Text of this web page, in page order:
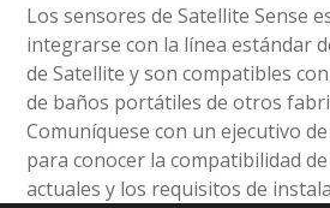
Los sensores de Satellite Sense
integrarse con la línea estándar
de Satellite y son compatibles
de baños portátiles de otros
Comuníquese con un ejecutivo
para conocer la compatibilidad
actuales y los requisitos de